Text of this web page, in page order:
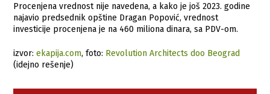
Procenjena vrednost nije navedena, a kako je još 2023. godine
najavio predsednik opštine Dragan Popović, vrednost
investicije procenjena je na 460 miliona dinara, sa PDV-om.
izvor: ekapija.com, foto: Revolution Architects doo Beograd
(idejno rešenje)